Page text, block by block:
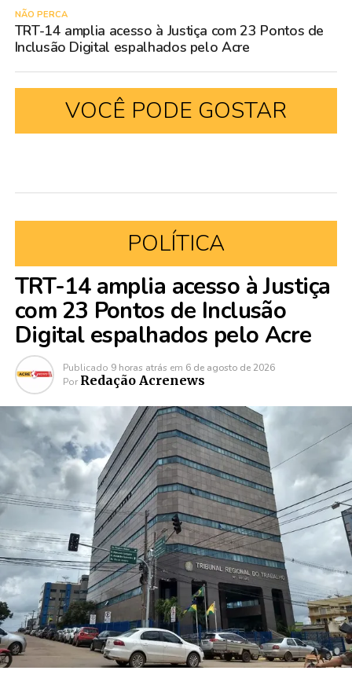
NÃO PERCA
TRT-14 amplia acesso à Justiça com 23 Pontos de
Inclusão Digital espalhados pelo Acre
VOCÊ PODE GOSTAR
POLÍTICA
TRT-14 amplia acesso à Justiça
com 23 Pontos de Inclusão
Digital espalhados pelo Acre
Publicado 9 horas atrás em 6 de agosto de 2026
Por Redação Acrenews